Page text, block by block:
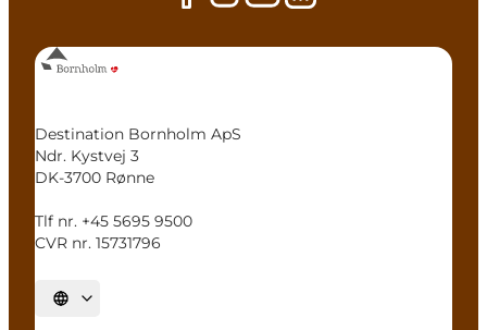
Destination Bornholm ApS
Ndr. Kystvej 3
DK-3700 Rønne
Tlf nr. +45 5695 9500
CVR nr. 15731796
Vælg sprog